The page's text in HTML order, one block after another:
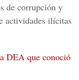
de corrupción y
actividades ilícitas
DEA que conoció